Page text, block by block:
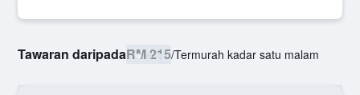
Tawaran daripadaRM 215/Termurah kadar satu malam